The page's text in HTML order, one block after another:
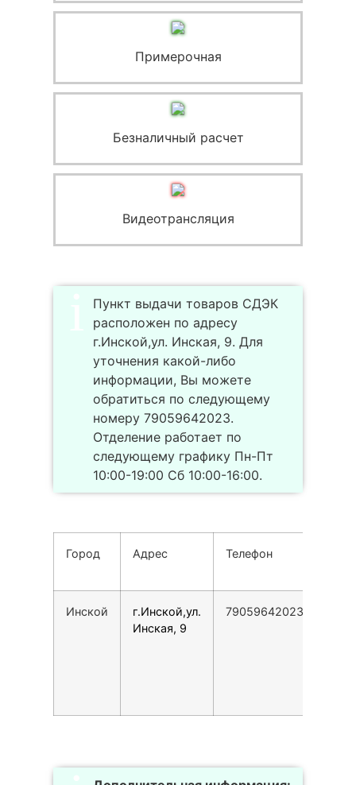
Примерочная
Безналичный расчет
Видеотрансляция
Пункт выдачи товаров СДЭК
расположен по адресу
г.Инской,ул. Инская, 9. Для
уточнения какой-либо
информации, Вы можете
обратиться по следующему
номеру 79059642023.
Отделение работает по
следующему графику Пн-Пт
10:00-19:00 Сб 10:00-16:00.
Город Адрес Телефон
Инской
г.Инской,ул.
Инская, 9
79059642023